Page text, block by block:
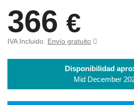
366 €
IVA Incluido. Envío gratuito
Disponibilidad
Mid December